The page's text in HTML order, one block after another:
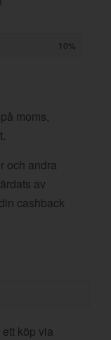
10%
moms,
och andra
av
cashback
köp via